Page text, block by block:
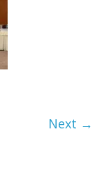
Next →